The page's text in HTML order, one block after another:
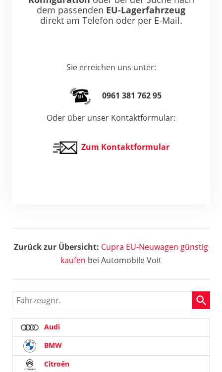
dem passenden EU-Lagerfahrzeug
direkt am Telefon oder per E-Mail.
Sie erreichen uns unter:
0961 381 762 95
Oder über unser Kontaktformular:
Zum Kontaktformular
Zurück zur Übersicht: Cupra EU-Neuwagen günstig
kaufen bei Automobile Voit
Fahrzeugnr.
Audi
BMW
Citroën